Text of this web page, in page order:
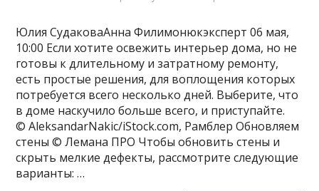
Юлия СудаковаАнна Филимонюкэксперт 06 мая,
10:00 Если хотите освежить интерьер дома, но не
готовы к длительному и затратному ремонту,
есть простые решения, для воплощения которых
потребуется всего несколько дней. Выберите, что
в доме наскучило больше всего, и приступайте.
© AleksandarNakic/iStock.com, Рамблер Обновляем
стены © Лемана ПРО Чтобы обновить стены и
скрыть мелкие дефекты, рассмотрите следующие
варианты: …